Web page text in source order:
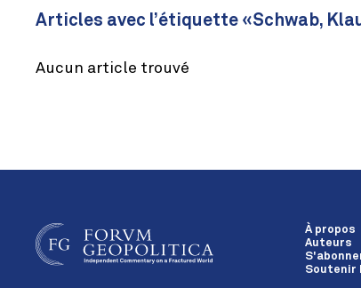
Articles avec l’étiquette «Schwab,
Aucun article trouvé
À propos
Auteurs
Soutenir